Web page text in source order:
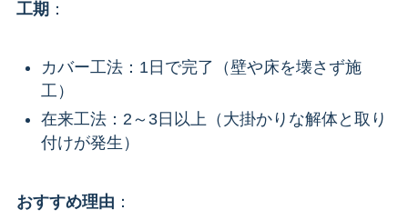
工期 ：
カバー工法：1日で完了（壁や床を壊さず施
工）
在来工法：2～3日以上（大掛かりな解体と取り
付けが発生）
おすすめ理由 ：